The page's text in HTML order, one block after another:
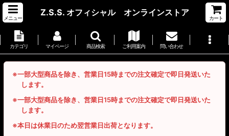
メニュー
Z.S.S. オフィシャル オンラインストア
カート
カテゴリ マイページ 商品検索 ご利用案内 問い合わせ
※一部大型商品を除き、営業日15時までの注文確定で即日発送いた
します。
※一部大型商品を除き、営業日15時までの注文確定で即日発送いた
します。
※本日は休業日のため翌営業日出荷となります。